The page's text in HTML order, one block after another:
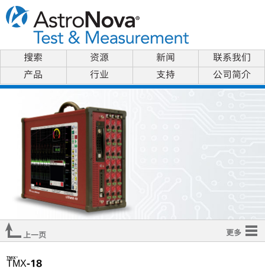
搜索 资源 新闻
联系我们
产品
行业 支持 公司简介
上一页 更多
概观
TMX®
TMX-18